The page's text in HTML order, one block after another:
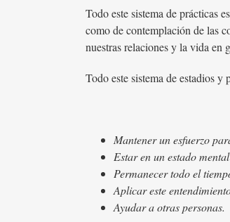
Todo este sistema de prácticas
como de contemplación de las
nuestras relaciones y la vida en
Todo este sistema de estadios y
Mantener un esfuerzo
Estar en un estado
Permanecer todo el
Aplicar este
Ayudar a otras personas.